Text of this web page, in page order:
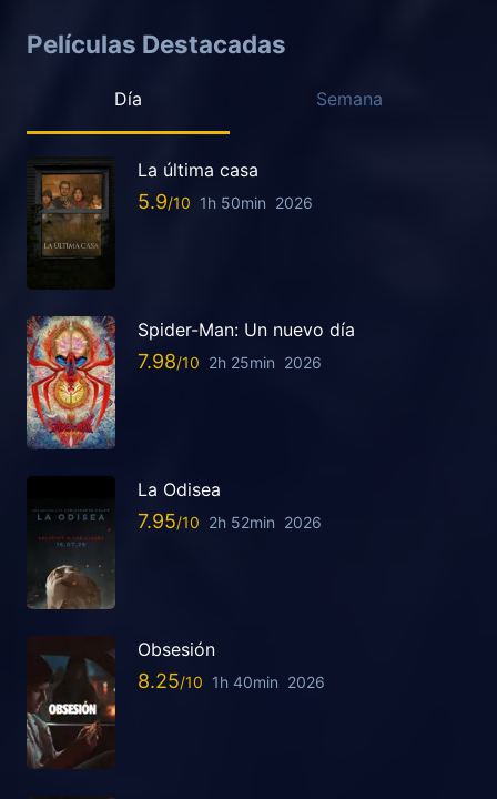
Películas Destacadas
Día Semana
La última casa
5.9 1h 50min 2026
Spider-Man: Un nuevo día
7.98 2h 25min 2026
La Odisea
7.95 2h 52min 2026
Obsesión
8.25 1h 40min 2026